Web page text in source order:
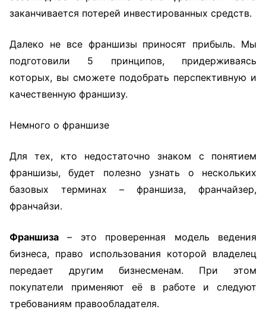
заканчивается потерей инвестированных средств.
Далеко не все франшизы приносят прибыль. Мы
подготовили 5 принципов, придерживаясь
которых, вы сможете подобрать перспективную и
качественную франшизу.
Немного о франшизе
Для тех, кто недостаточно знаком с понятием
франшизы, будет полезно узнать о нескольких
базовых терминах – франшиза, франчайзер,
франчайзи.
Франшиза – это проверенная модель ведения
бизнеса, право использования которой владелец
передает другим бизнесменам. При этом
покупатели применяют её в работе и следуют
требованиям правообладателя.